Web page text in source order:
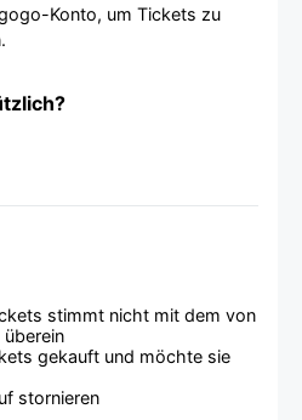
Konto, um Tickets zu
stimmt nicht mit dem von
gekauft und möchte sie
stornieren